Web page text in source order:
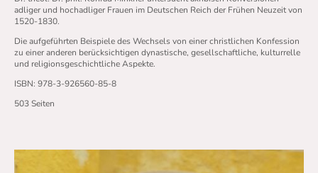
adliger und hochadliger Frauen im Deutschen Reich der Frühen Neuzeit von
1520-1830.
Die aufgeführten Beispiele des Wechsels von einer christlichen Konfession
zu einer anderen berücksichtigen dynastische, gesellschaftliche, kulturrelle
und religionsgeschichtliche Aspekte.
ISBN: 978-3-926560-85-8
503 Seiten